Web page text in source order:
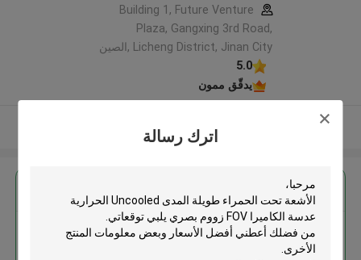
اترك رسالة
المصنعة
Building 1, Future Venture
Plaza, Gangxing 3rd Road,
Licheng District, Jinan City ,الصين
5.0
يدقّق ممون
عرض المزيد
الأشعة تحت الحمراء طويلة المدى